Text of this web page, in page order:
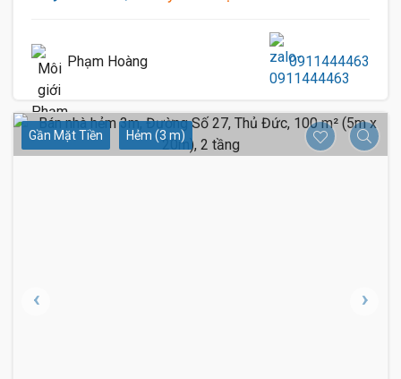
Phạm Hoàng 0911444463
Gần Mặt Tiền Hẻm (3 m)